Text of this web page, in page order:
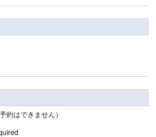
約はできません）